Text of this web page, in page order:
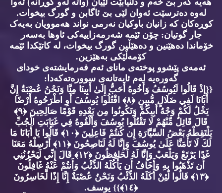
هەیە گەر بێ خەم و دڵنیابێت لێیان (واتە لەو کوڕانە) ئەوا
لەوە دەترسێت ئەوان لێی بێ ئاگابن و گورگ بیخوات.
کوڕەکان کە زانیان باوکیان نەرمی نواند هەموویان بەیەک
جار گوتیان: چۆن ئێمە شەرمەزاییەکی ئاوها بەسەر
خۆماندا دەهێنین و دەهێڵین گورگ بیخوات، لە کاتێکدا ئێمە
کۆمەڵێکی بەهێزین.
ئەمەی پێشوو پوختەی مانای ئەم فەرمایشتەی خودای
گەورەیە لەم ئایەتانەی سوورەتەکەدا:
{{إِذْ قَالُوا لَيُوسُفُ وَأَخُوهُ أَحَبُّ إِلَىٰ أَبِينَا مِنَّا وَنَحْنُ عُصْبَةٌ إِنَّ
أَبَانَا لَفِي ضَلَالٍ مُّبِينٍ ﴿٨﴾ اقْتُلُوا يُوسُفَ أَوِ اطْرَحُوهُ أَرْضًا
يَخْلُ لَكُمْ وَجْهُ أَبِيكُمْ وَتَكُونُوا مِن بَعْدِهِ قَوْمًا صَالِحِينَ ﴿٩﴾
قَالَ قَائِلٌ مِّنْهُمْ لَا تَقْتُلُوا يُوسُفَ وَأَلْقُوهُ فِي غَيَابَتِ الْجُبِّ
يَلْتَقِطْهُ بَعْضُ السَّيَّارَةِ إِن كُنتُمْ فَاعِلِينَ ﴿١٠﴾ قَالُوا يَا أَبَانَا مَا
لَكَ لَا تَأْمَنَّا عَلَىٰ يُوسُفَ وَإِنَّا لَهُ لَنَاصِحُونَ ﴿١١﴾ أَرْسِلْهُ مَعَنَا
غَدًا يَرْتَعْ وَيَلْعَبْ وَإِنَّا لَهُ لَحَافِظُونَ ﴿١٢﴾ قَالَ إِنِّي لَيَحْزُنُنِي
أَن تَذْهَبُوا بِهِ وَأَخَافُ أَن يَأْكُلَهُ الذِّئْبُ وَأَنتُمْ عَنْهُ غَافِلُونَ
﴿١٣﴾ قَالُوا لَئِنْ أَكَلَهُ الذِّئْبُ وَنَحْنُ عُصْبَةٌ إِنَّا إِذًا لَّخَاسِرُونَ
﴿١٤﴾}} يوسف.